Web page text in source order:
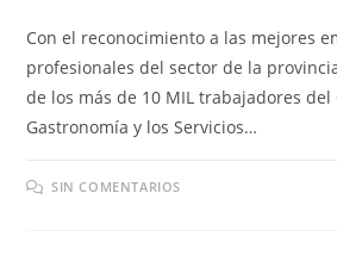
Con el reconocimiento a las mejores
profesionales del sector de la
de los más de 10 MIL trabajadores del
Gastronomía y los Servicios…
SIN COMENTARIOS